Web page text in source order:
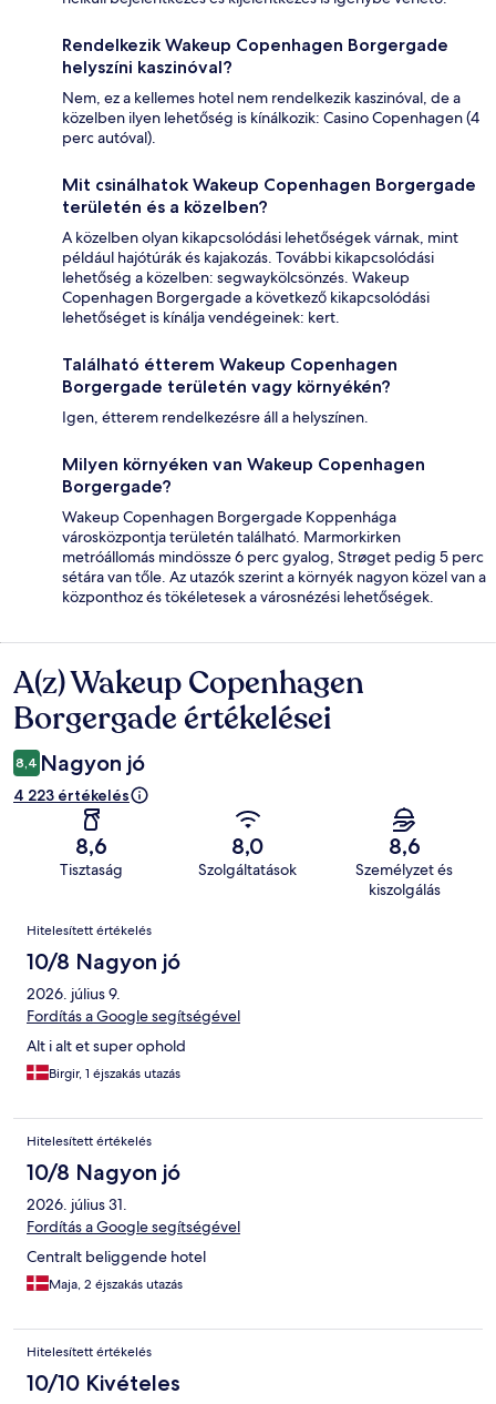
Rendelkezik Wakeup Copenhagen Borgergade
helyszíni kaszinóval?
Nem, ez a kellemes hotel nem rendelkezik kaszinóval, de a
közelben ilyen lehetőség is kínálkozik: Casino Copenhagen (4
perc autóval).
Mit csinálhatok Wakeup Copenhagen Borgergade
területén és a közelben?
A közelben olyan kikapcsolódási lehetőségek várnak, mint
például hajótúrák és kajakozás. További kikapcsolódási
lehetőség a közelben: segwaykölcsönzés. Wakeup
Copenhagen Borgergade a következő kikapcsolódási
lehetőséget is kínálja vendégeinek: kert.
Található étterem Wakeup Copenhagen
Borgergade területén vagy környékén?
Igen, étterem rendelkezésre áll a helyszínen.
Milyen környéken van Wakeup Copenhagen
Borgergade?
Wakeup Copenhagen Borgergade Koppenhága
városközpontja területén található. Marmorkirken
metróállomás mindössze 6 perc gyalog, Strøget pedig 5 perc
sétára van tőle. Az utazók szerint a környék nagyon közel van a
központhoz és tökéletesek a városnézési lehetőségek.
Értékelések
A(z) Wakeup Copenhagen
Borgergade értékelései
8,4 Nagyon jó
4 223 értékelés
8,6
Tisztaság
8,0
Szolgáltatások
8,6
Személyzet és
kiszolgálás
Értékelések
Hitelesített értékelés
10/8 Nagyon jó
2026. július 9.
Fordítás a Google segítségével
Alt i alt et super ophold
Birgir, 1 éjszakás utazás
Hitelesített értékelés
10/8 Nagyon jó
2026. július 31.
Fordítás a Google segítségével
Centralt beliggende hotel
Maja, 2 éjszakás utazás
Hitelesített értékelés
10/10 Kivételes